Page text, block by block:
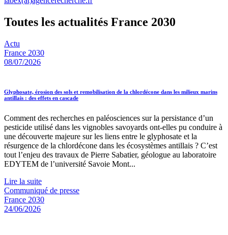
Toutes les actualités France 2030
Actu
France 2030
08/07/2026
Glyphosate, érosion des sols et remobilisation de la chlordécone dans les milieux marins
antillais : des effets en cascade
Comment des recherches en paléosciences sur la persistance d’un
pesticide utilisé dans les vignobles savoyards ont-elles pu conduire à
une découverte majeure sur les liens entre le glyphosate et la
résurgence de la chlordécone dans les écosystèmes antillais ? C’est
tout l’enjeu des travaux de Pierre Sabatier, géologue au laboratoire
EDYTEM de l’université Savoie Mont...
Lire la suite
Communiqué de presse
France 2030
24/06/2026